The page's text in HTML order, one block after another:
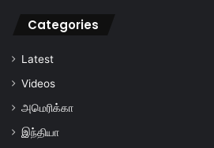
Categories
Latest
Videos
அமெரிக்கா
இந்தியா